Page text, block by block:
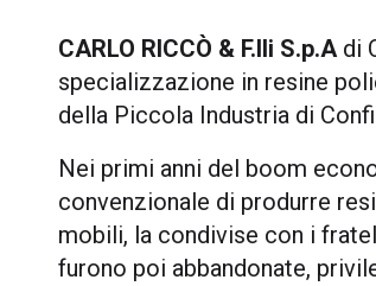
CARLO RICCÒ & F.lli S.p.Adi
specializzazione in resine
della Piccola Industria di
Nei primi anni del boom
convenzionale di produrre
mobili, la condivise con i
furono poi abbandonate,